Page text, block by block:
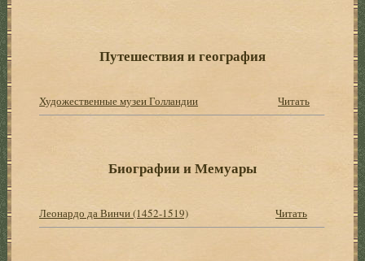
Путешествия и география
Художественные музеи Голландии Читать
Биографии и Мемуары
Леонардо да Винчи (1452-1519) Читать